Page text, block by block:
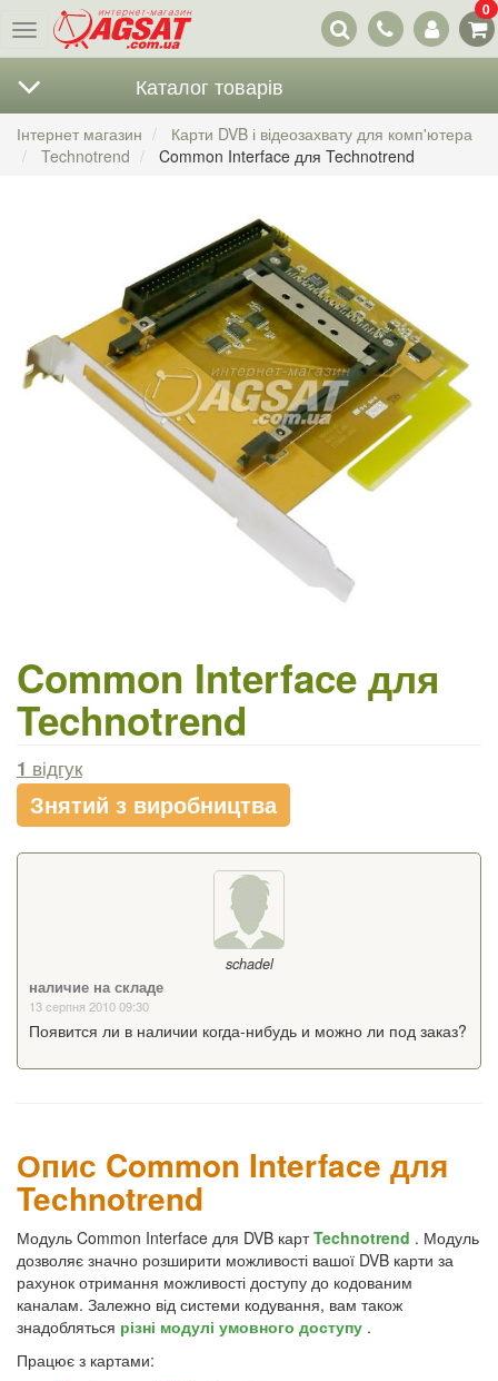
Меню
Наші
контакти
0
Каталог товарів
Інтернет магазин
Карти DVB і відеозахвату для комп'ютера
Technotrend
Common Interface для Technotrend
Common Interface для
Technotrend
1 відгук
Знятий з виробництва
schadel
наличие на складе
13 серпня 2010 09:30
Появится ли в наличии когда-нибудь и можно ли под заказ?
Опис Common Interface для
Technotrend
Модуль Common Interface для DVB картTechnotrend . Модуль
дозволяє значно розширити можливості вашої DVB карти за
рахунок отримання можливості доступу до кодованим
каналам. Залежно від системи кодування, вам також
знадобляться різні модулі умовного доступу .
Працює з картами: